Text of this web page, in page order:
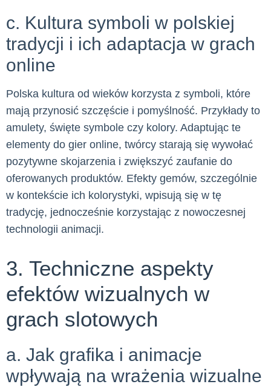
c. Kultura symboli w polskiej
tradycji i ich adaptacja w grach
online
Polska kultura od wieków korzysta z symboli, które
mają przynosić szczęście i pomyślność. Przykłady to
amulety, święte symbole czy kolory. Adaptując te
elementy do gier online, twórcy starają się wywołać
pozytywne skojarzenia i zwiększyć zaufanie do
oferowanych produktów. Efekty gemów, szczególnie
w kontekście ich kolorystyki, wpisują się w tę
tradycję, jednocześnie korzystając z nowoczesnej
technologii animacji.
3. Techniczne aspekty
efektów wizualnych w
grach slotowych
a. Jak grafika i animacje
wpływają na wrażenia wizualne